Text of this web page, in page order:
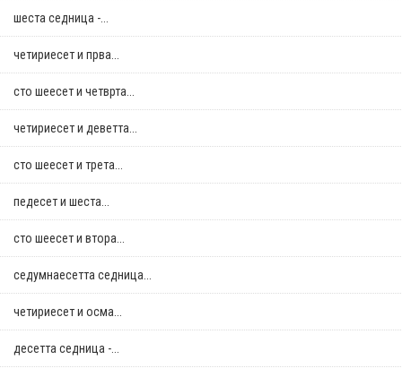
шеста седница -...
четириесет и прва...
сто шеесет и четврта...
четириесет и деветта...
сто шеесет и трета...
педесет и шеста...
сто шеесет и втора...
седумнаесетта седница...
четириесет и осма...
десетта седница -...